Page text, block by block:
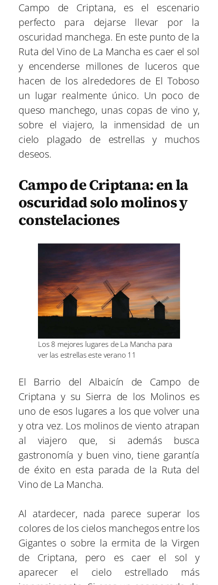
Campo de Criptana, es el escenario
perfecto para dejarse llevar por la
oscuridad manchega. En este punto de la
Ruta del Vino de La Mancha es caer el sol
y encenderse millones de luceros que
hacen de los alrededores de El Toboso
un lugar realmente único. Un poco de
queso manchego, unas copas de vino y,
sobre el viajero, la inmensidad de un
cielo plagado de estrellas y muchos
deseos.
Campo de Criptana: en la
oscuridad solo molinos y
constelaciones
Los 8 mejores lugares de La Mancha para
ver las estrellas este verano 11
El Barrio del Albaicín de Campo de
Criptana y su Sierra de los Molinos es
uno de esos lugares a los que volver una
y otra vez. Los molinos de viento atrapan
al viajero que, si además busca
gastronomía y buen vino, tiene garantía
de éxito en esta parada de la Ruta del
Vino de La Mancha.
Al atardecer, nada parece superar los
colores de los cielos manchegos entre los
Gigantes o sobre la ermita de la Virgen
de Criptana, pero es caer el sol y
aparecer el cielo estrellado más